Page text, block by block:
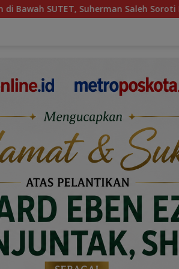
Saleh Soroti Proyek 2025 Rudi